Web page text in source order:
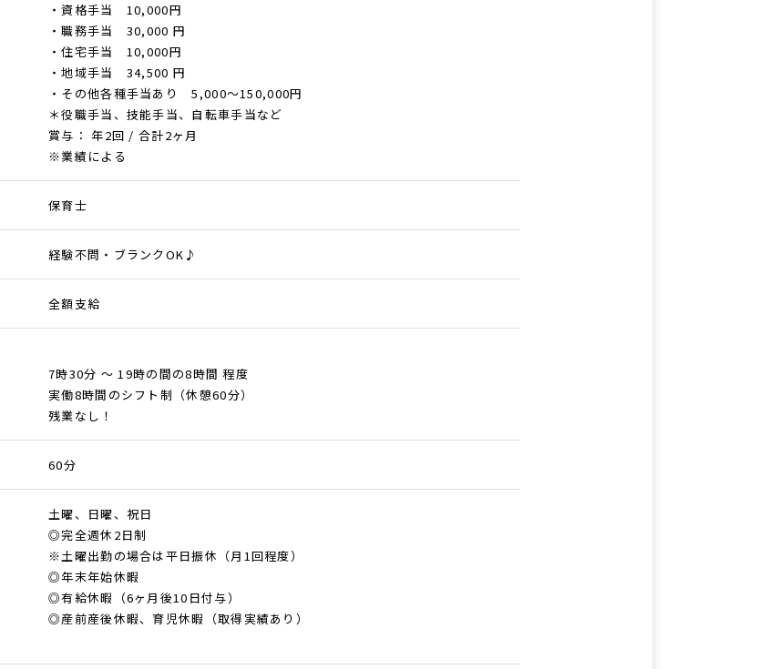
・資格手当 10,000円
・職務手当 30,000 円
・住宅手当 10,000円
・地域手当 34,500 円
・その他各種手当あり 5,000～150,000円
＊役職手当、技能手当、自転車手当など
賞与： 年2回 / 合計2ヶ月
※業績による
保育士
経験不問・ブランクOK♪
全額支給
7時30分 ～ 19時の間の8時間 程度
実働8時間のシフト制（休憩60分）
残業なし！
60分
土曜、日曜、祝日
◎完全週休2日制
※土曜出勤の場合は平日振休（月1回程度）
◎年末年始休暇
◎有給休暇（6ヶ月後10日付与）
◎産前産後休暇、育児休暇（取得実績あり）